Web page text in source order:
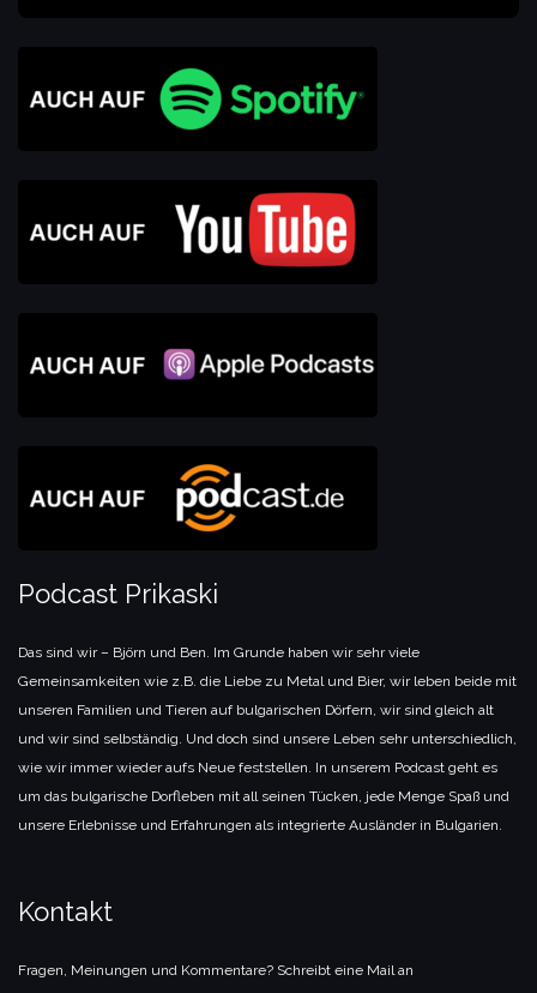
Podcast Prikaski
Das sind wir – Björn und Ben. Im Grunde haben wir sehr viele
Gemeinsamkeiten wie z.B. die Liebe zu Metal und Bier, wir leben beide mit
unseren Familien und Tieren auf bulgarischen Dörfern, wir sind gleich alt
und wir sind selbständig. Und doch sind unsere Leben sehr unterschiedlich,
wie wir immer wieder aufs Neue feststellen. In unserem Podcast geht es
um das bulgarische Dorfleben mit all seinen Tücken, jede Menge Spaß und
unsere Erlebnisse und Erfahrungen als integrierte Ausländer in Bulgarien.
Kontakt
Fragen, Meinungen und Kommentare? Schreibt eine Mail an